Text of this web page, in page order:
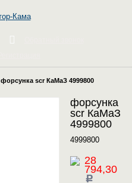
форсунка scr КаМаЗ 4999800
форсунка
scr КаМаЗ
4999800
4999800
28
794,30
c